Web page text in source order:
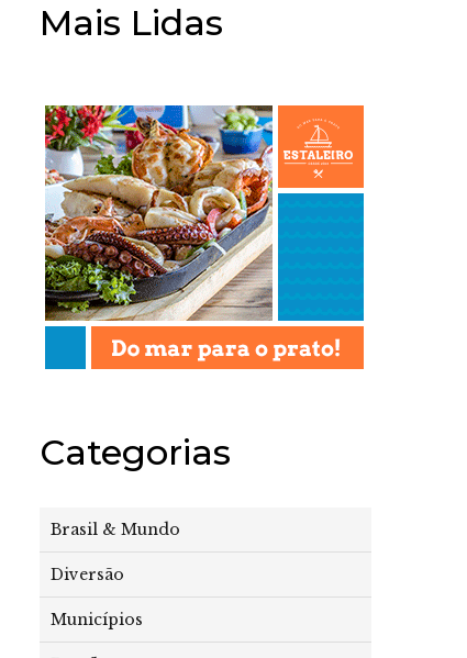
Mais Lidas
Categorias
Brasil & Mundo
Diversão
Municípios